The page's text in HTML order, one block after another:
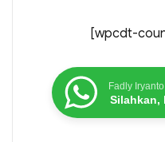
[wpcdt-
Fadly Iryanto
Silahkan,